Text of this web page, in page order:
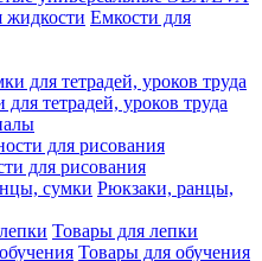
Емкости для
тетрадей, уроков труда
для рисования
Рюкзаки, ранцы,
Товары для лепки
Товары для обучения